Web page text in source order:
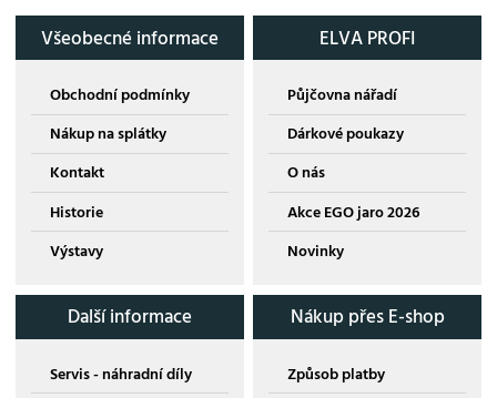
Všeobecné informace
Obchodní podmínky
Nákup na splátky
Kontakt
Historie
Výstavy
ELVA PROFI
Půjčovna nářadí
Dárkové poukazy
O nás
Akce EGO jaro 2026
Novinky
Další informace
Servis - náhradní díly
Nákup přes E-shop
Způsob platby